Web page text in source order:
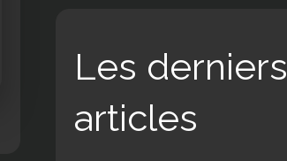
Les derniers
articles